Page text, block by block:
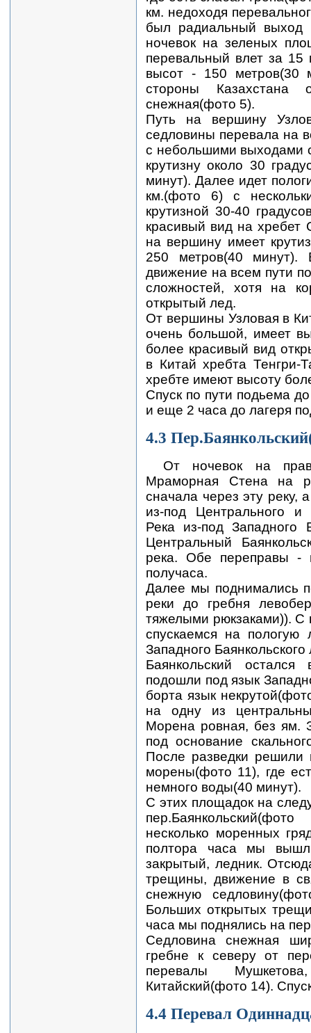
км. недоходя
был радиальный
ночевок на зеленых
перевальный влет за 15
высот - 150 метров(30
стороны
снежная(фото 5).
Путь на вершину
седловины перевала на
с небольшими выходами
крутизну около 30
минут). Далее идет
км.(фото 6) с
крутизной 30-40
красивый вид на
на вершину имеет
250 метров(40 минут).
движение на всем пути
сложностей, хотя на
открытый лед.
От вершины Узловая в
очень большой, имеет
более красивый вид
в Китай хребта Тенгри-
хребте имеют высоту
Спуск по пути подьема
и еще 2 часа до лагеря
4.3
От ночевок на
Мраморная Стена на
сначала через эту реку,
из-под Центрального и
Река из-под Западного
Центральный
река. Обе переправы -
получаса.
Далее мы поднимались
реки до гребня
тяжелыми рюкзаками)). С
спускаемся на пологую
Западного
Баянкольский
подошли под язык
борта язык
на одну из
Морена ровная, без ям.
под основание
После разведки решили
морены(фото 11), где
немного воды(40 минут).
С этих площадок на
несколько моренных
полтора часа мы
закрытый, ледник.
трещины, движение в
снежную
Больших открытых
часа мы поднялись на
Седловина снежная
гребне к северу от
перевалы
Китайский(фото 14).
4.4 Перевал